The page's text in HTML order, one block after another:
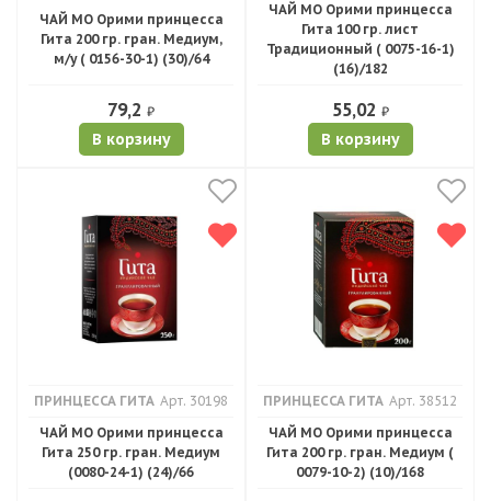
ЧАЙ МО Орими принцесса
Гита 200 гр. гран. Медиум,
м/у ( 0156-30-1) (30)/64
79,2 ₽
В корзину
ЧАЙ МО Орими принцесса
Гита 100 гр. лист
Традиционный ( 0075-16-1)
(16)/182
55,02 ₽
В корзину
ПРИНЦЕССА ГИТА Арт. 30198
ЧАЙ МО Орими принцесса
Гита 250 гр. гран. Медиум
(0080-24-1) (24)/66
ПРИНЦЕССА ГИТА Арт. 38512
ЧАЙ МО Орими принцесса
Гита 200 гр. гран. Медиум (
0079-10-2) (10)/168